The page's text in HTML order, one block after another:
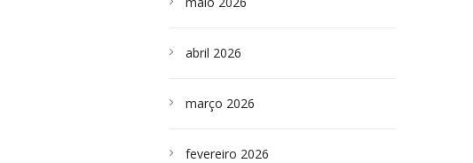
abril 2026
março 2026
fevereiro 2026